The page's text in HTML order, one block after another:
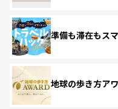
準備も滞在もス
地球の歩き方ア